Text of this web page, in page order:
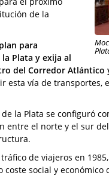
de la
para
Plata y exija al
del Corredor Atlántico
esta vía de transportes,
la Plata se configuró
entre el norte y el sur
de viajeros en
social y